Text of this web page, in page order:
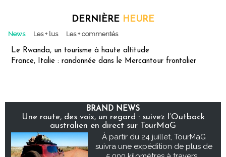
DERNIÈRE HEURE
News Les + lus Les + commentés
Le Rwanda, un tourisme à haute altitude
France, Italie : randonnée dans le Mercantour frontalier
BRAND NEWS
Une route, des voix, un regard : suivez l’Outback
australien en direct sur TourMaG
À partir du 24 juillet, TourMaG
suivra une expédition de plus de